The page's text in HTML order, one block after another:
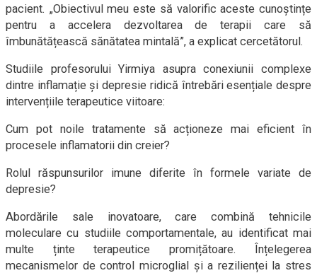
pacient. „Obiectivul meu este să valorific aceste cunoștințe
pentru a accelera dezvoltarea de terapii care să
îmbunătățească sănătatea mintală”, a explicat cercetătorul.
Studiile profesorului Yirmiya asupra conexiunii complexe
dintre inflamație și depresie ridică întrebări esențiale despre
intervențiile terapeutice viitoare:
Cum pot noile tratamente să acționeze mai eficient în
procesele inflamatorii din creier?
Rolul răspunsurilor imune diferite în formele variate de
depresie?
Abordările sale inovatoare, care combină tehnicile
moleculare cu studiile comportamentale, au identificat mai
multe ținte terapeutice promițătoare. Înțelegerea
mecanismelor de control microglial și a rezilienței la stres